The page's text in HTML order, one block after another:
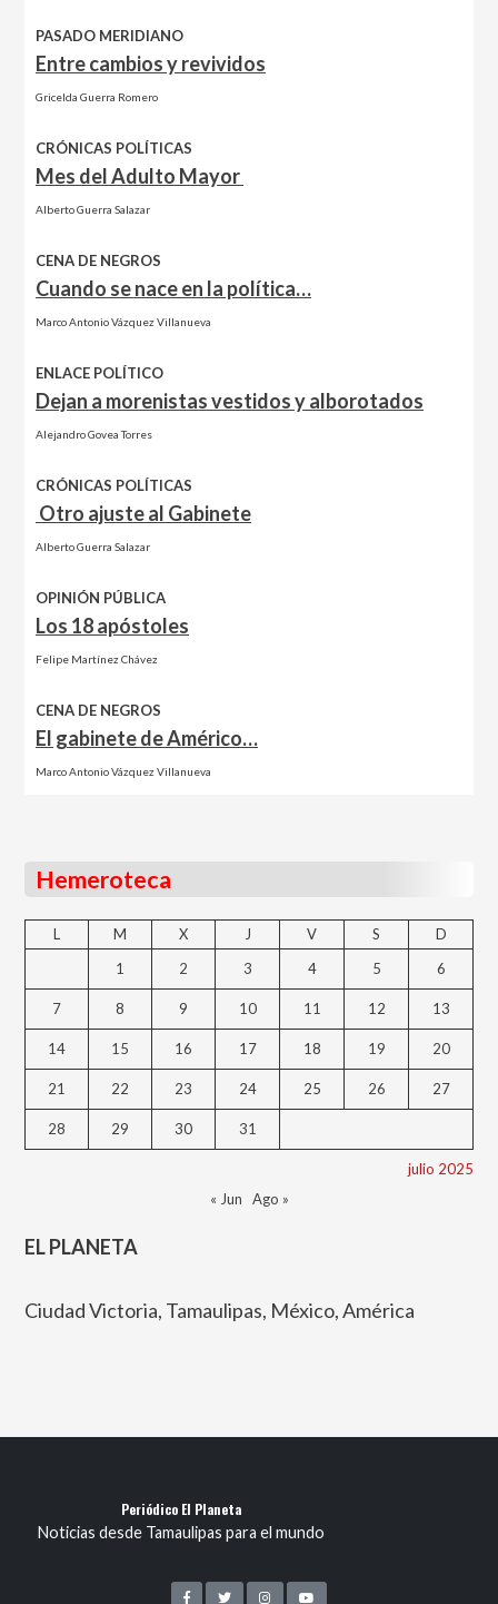
PASADO MERIDIANO
Entre cambios y revividos
Gricelda Guerra Romero
CRÓNICAS POLÍTICAS
Mes del Adulto Mayor
Alberto Guerra Salazar
CENA DE NEGROS
Cuando se nace en la política…
Marco Antonio Vázquez Villanueva
ENLACE POLÍTICO
Dejan a morenistas vestidos y alborotados
Alejandro Govea Torres
CRÓNICAS POLÍTICAS
Otro ajuste al Gabinete
Alberto Guerra Salazar
OPINIÓN PÚBLICA
Los 18 apóstoles
Felipe Martínez Chávez
CENA DE NEGROS
El gabinete de Américo…
Marco Antonio Vázquez Villanueva
Hemeroteca
julio 2025
L M X J V S
D
1
2 3 4 5 6
7 8 9 10 11 12 13
14 15 16 17 18 19 20
21 22 23 24 25 26 27
28 29 30 31
« Jun Ago »
EL PLANETA
Ciudad Victoria, Tamaulipas, México, América
Periódico El Planeta
Noticias desde Tamaulipas para el mundo